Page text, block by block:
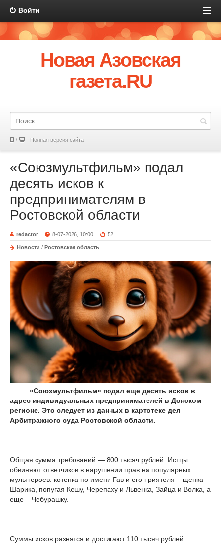
Войти
Новая Азовская
газета.RU
Полная версия сайта
«Союзмультфильм» подал
десять исков к
предпринимателям в
Ростовской области
redactor 8-07-2026, 10:00 52
Новости / Ростовская область
«Союзмультфильм» подал еще десять исков в
адрес индивидуальных предпринимателей в Донском
регионе. Это следует из данных в картотеке дел
Арбитражного суда Ростовской области.
Общая сумма требований — 800 тысяч рублей. Истцы
обвиняют ответчиков в нарушении прав на популярных
мультгероев: котенка по имени Гав и его приятеля – щенка
Шарика, попугая Кешу, Черепаху и Львенка, Зайца и Волка, а
еще – Чебурашку.
Суммы исков разнятся и достигают 110 тысяч рублей.